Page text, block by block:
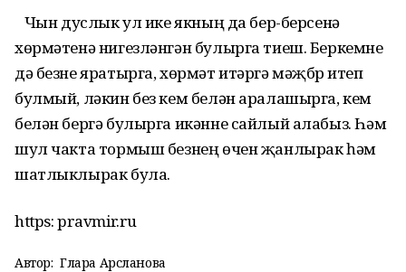
Чын дуслык ул ике якның да бер-берсенә
хөрмәтенә нигезләнгән булырга тиеш. Беркемне
дә безне яратырга, хөрмәт итәргә мәҗбүр итеп
булмый, ләкин без кем белән аралашырга, кем
белән бергә булырга икәнне сайлый алабыз. Һәм
шул чакта тормыш безнең өчен җанлырак һәм
шатлыклырак була.
https: pravmir.ru
Автор: Гөлара Арсланова